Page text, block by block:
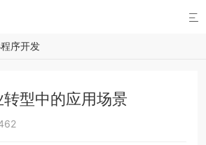

序开发
型中的应用场景